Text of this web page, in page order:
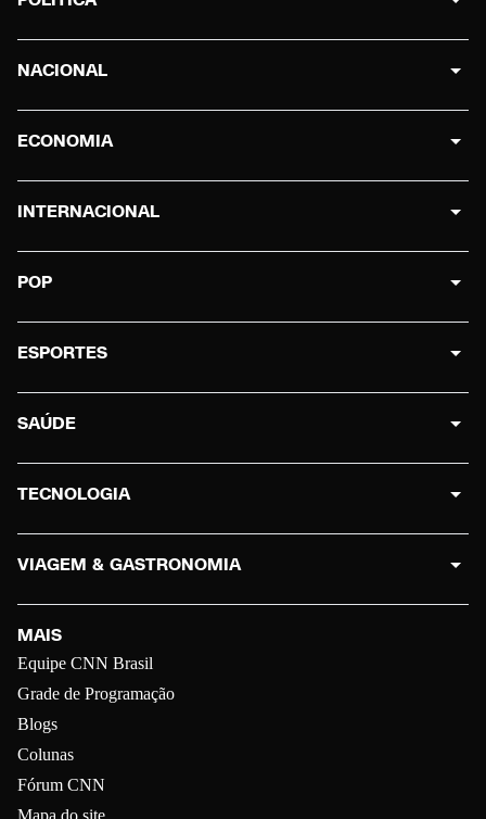
MAIS
Equipe CNN Brasil
Grade de Programação
Blogs
Colunas
Fórum CNN
Mapa do site
NACIONAL
ECONOMIA
INTERNACIONAL
POP
ESPORTES
SAÚDE
TECNOLOGIA
VIAGEM & GASTRONOMIA